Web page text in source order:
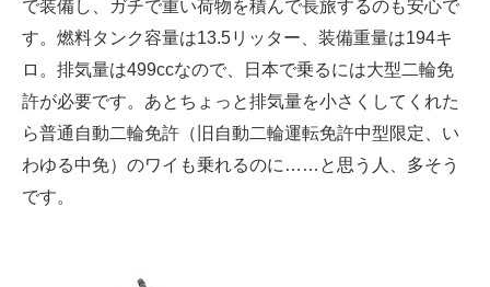
で装備し、ガチで重い荷物を積んで長旅するのも安心で
す。燃料タンク容量は13.5リッター、装備重量は194キ
ロ。排気量は499ccなので、日本で乗るには大型二輪免
許が必要です。あとちょっと排気量を小さくしてくれた
ら普通自動二輪免許（旧自動二輪運転免許中型限定、い
わゆる中免）のワイも乗れるのに……と思う人、多そう
です。